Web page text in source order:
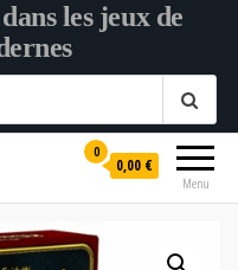
les jeux de
Menu
0
0,00 €